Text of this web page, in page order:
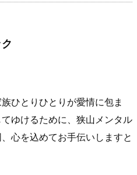
ひとりひとりが愛情に包ま
ゆけるために、狭山メンタル
心を込めてお手伝いしますと